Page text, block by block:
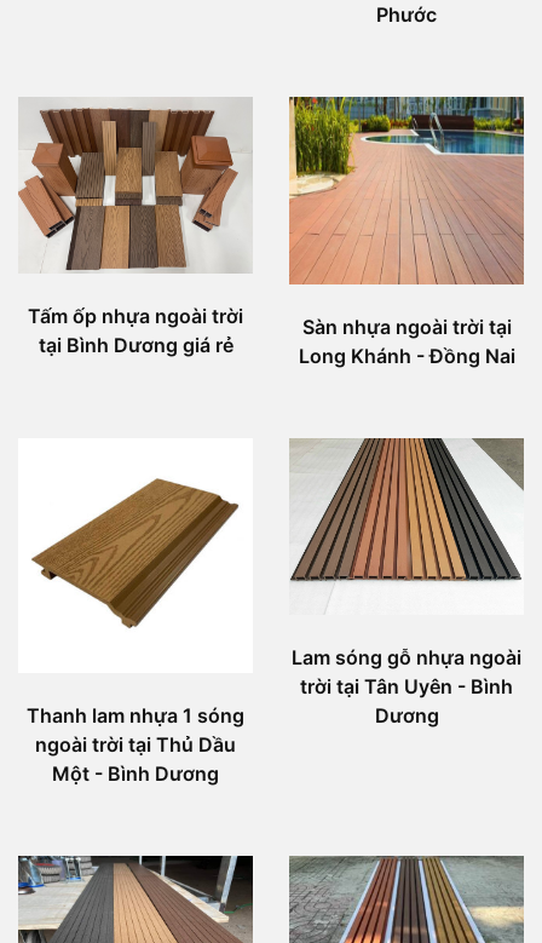
Phước
Tấm ốp nhựa ngoài trời
tại Bình Dương giá rẻ
Sàn nhựa ngoài trời tại
Long Khánh - Đồng Nai
Thanh lam nhựa 1 sóng
ngoài trời tại Thủ Dầu
Một - Bình Dương
Lam sóng gỗ nhựa ngoài
trời tại Tân Uyên - Bình
Dương